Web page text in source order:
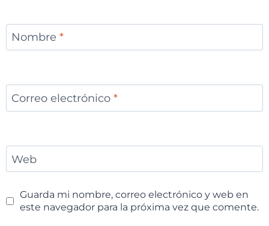
Nombre *
Correo electrónico *
Web
Guarda mi nombre, correo electrónico y web en
este navegador para la próxima vez que comente.